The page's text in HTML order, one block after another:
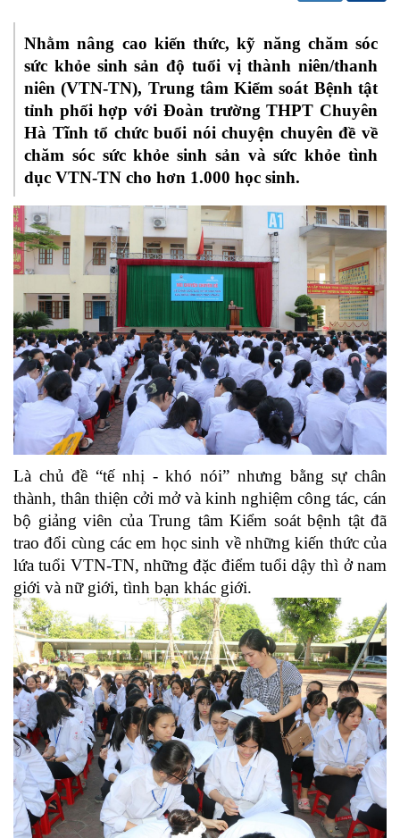
Nhằm nâng cao kiến thức, kỹ năng chăm sóc
sức khỏe sinh sản độ tuổi vị thành niên/thanh
niên (VTN-TN), Trung tâm Kiểm soát Bệnh tật
tỉnh phối hợp với Đoàn trường THPT Chuyên
Hà Tĩnh tổ chức buổi nói chuyện chuyên đề về
chăm sóc sức khỏe sinh sản và sức khỏe tình
dục VTN-TN cho hơn 1.000 học sinh.
Là chủ đề “tế nhị - khó nói” nhưng bằng sự chân
thành, thân thiện cởi mở và kinh nghiệm công tác, cán
bộ giảng viên của Trung tâm Kiểm soát bệnh tật đã
trao đổi cùng các em học sinh về những kiến thức của
lứa tuổi VTN-TN, những đặc điểm tuổi dậy thì ở nam
giới và nữ giới, tình bạn khác giới.